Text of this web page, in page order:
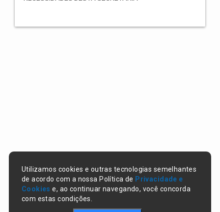
Utilizamos cookies e outras tecnologias semelhantes
de acordo com a nossa Política de Privacidade e
Cookies e, ao continuar navegando, você concorda
com estas condições.